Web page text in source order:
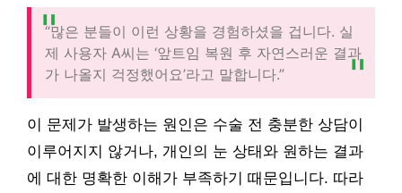
“많은 분들이 이런 상황을 경험하셨을 겁니다. 실
제 사용자 A씨는 ‘앞트임 복원 후 자연스러운 결과
가 나올지 걱정했어요’라고 말합니다.”
이 문제가 발생하는 원인은 수술 전 충분한 상담이
이루어지지 않거나, 개인의 눈 상태와 원하는 결과
에 대한 명확한 이해가 부족하기 때문입니다. 따라